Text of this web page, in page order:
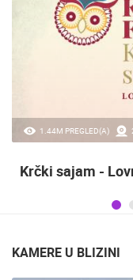
20.97K PREGLED(A)
Sinjska alka
KAMERE U BLIZINI